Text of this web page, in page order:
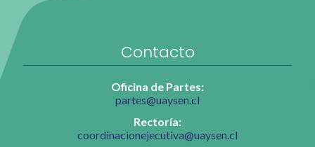
Contacto
Oficina de Partes:
partes@uaysen.cl
Rectoría:
coordinacionejecutiva@uaysen.cl